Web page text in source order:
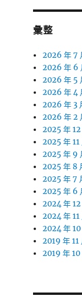
彙整
2026 年 7
2026 年 6
2026 年 5
2026 年 4
2026 年 3
2026 年 2
2025 年 12
2025 年 11
2025 年 9
2025 年 8
2025 年 7
2025 年 6
2024 年 12
2024 年 11
2024 年 10
2019 年 11
2019 年 10